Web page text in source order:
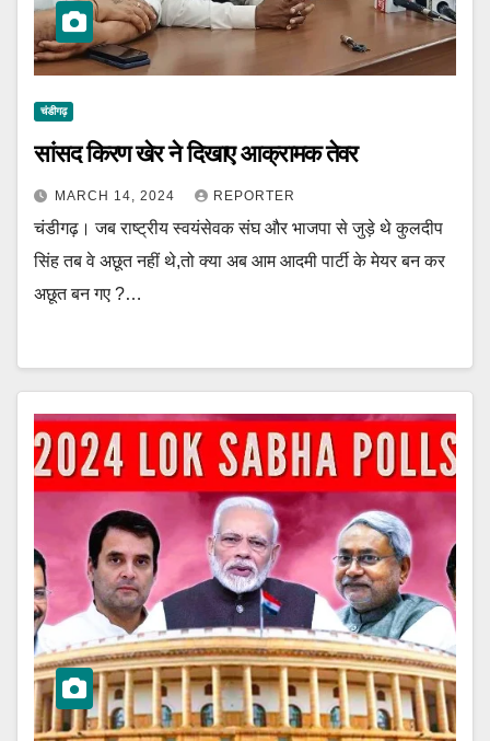
चंडीगढ़
सांसद किरण खेर ने दिखाए आक्रामक तेवर
MARCH 14, 2024 REPORTER
चंडीगढ़। जब राष्ट्रीय स्वयंसेवक संघ और भाजपा से जुड़े थे कुलदीप
सिंह तब वे अछूत नहीं थे,तो क्या अब आम आदमी पार्टी के मेयर बन कर
अछूत बन गए ?…